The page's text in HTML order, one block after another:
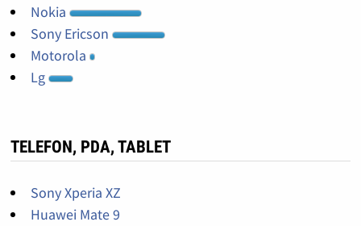
Nokia
Sony Ericson
Motorola
Lg
TELEFON, PDA, TABLET
Sony Xperia XZ
Huawei Mate 9